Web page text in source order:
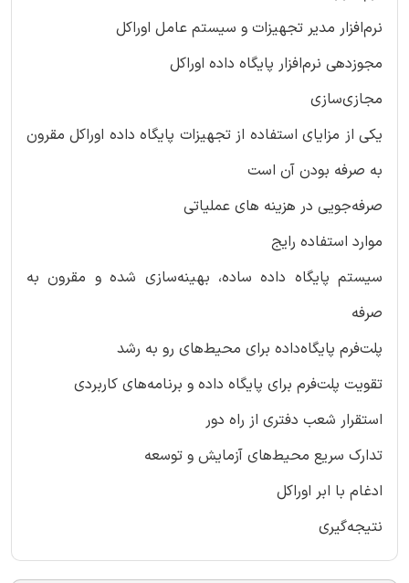
نرم‌افزار مدیر تجهیزات و سیستم عامل اوراکل
مجوز‌دهی نرم‌افزار پایگاه داده اوراکل
مجازی‌سازی
یکی از مزایای استفاده از تجهیزات پایگاه داده اوراکل مقرون
به صرفه بودن آن است
صرفه‌جویی در هزینه های عملیاتی
موارد استفاده رایج
سیستم پایگاه داده ساده، بهینه‌سازی شده و مقرون به
صرفه
پلت‌فرم پایگاه‌داده برای محیط‌های رو به رشد
تقویت پلت‌فرم برای پایگاه داده و برنامه‌های کاربردی
استقرار شعب دفتری از راه دور
تدارک سریع محیط‌های آزمایش و توسعه
ادغام با ابر اوراکل
نتیجه‌گیری